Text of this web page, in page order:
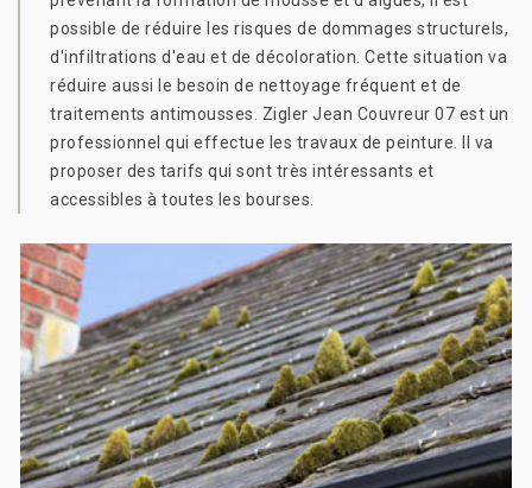
possible de réduire les risques de dommages structurels,
d'infiltrations d'eau et de décoloration. Cette situation va
réduire aussi le besoin de nettoyage fréquent et de
traitements antimousses. Zigler Jean Couvreur 07 est un
professionnel qui effectue les travaux de peinture. Il va
proposer des tarifs qui sont très intéressants et
accessibles à toutes les bourses.